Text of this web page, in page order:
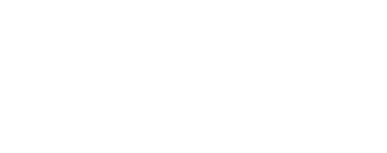
営業研修・育成ならソーシ
コミュニケーションを技術として体系化した営業研修・人材育成